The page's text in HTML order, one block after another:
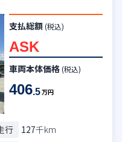
支払総額 (税込)
ASK
車両本体価格 (税込)
406.5万円
行 127千km